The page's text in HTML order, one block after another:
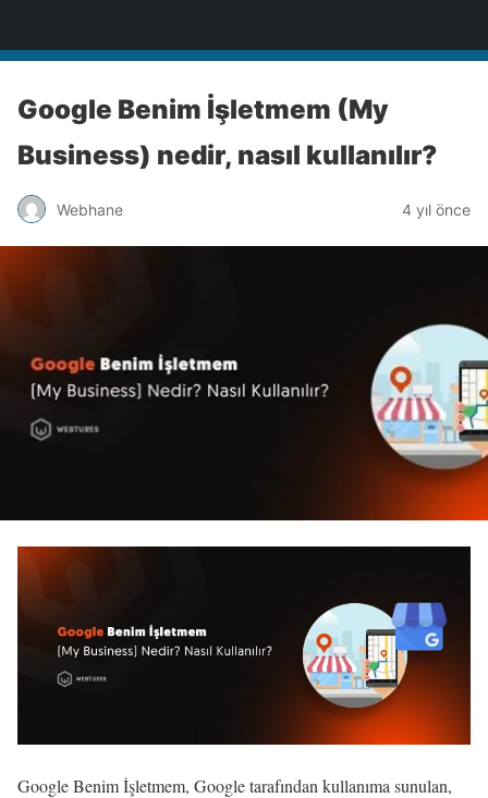
Google Benim İşletmem (My
Business) nedir, nasıl kullanılır?
Webhane 4 yıl önce
Google Benim İşletmem, Google tarafından kullanıma sunulan,